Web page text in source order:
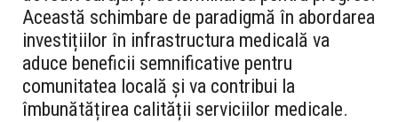
Această schimbare de paradigmă în abordarea
investițiilor în infrastructura medicală va
aduce beneficii semnificative pentru
comunitatea locală și va contribui la
îmbunătățirea calității serviciilor medicale.